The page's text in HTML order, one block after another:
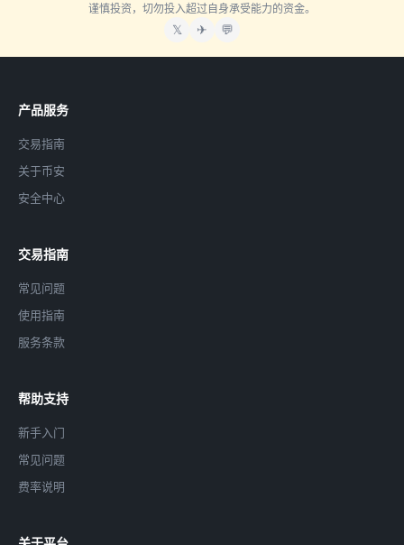
谨慎投资，切勿投入超过自身承受能力的资金。
𝕏 ✈ 💬
产品服务
交易指南
关于币安
安全中心
交易指南
常见问题
使用指南
服务条款
帮助支持
新手入门
常见问题
费率说明